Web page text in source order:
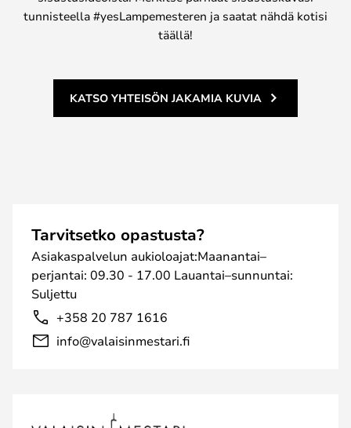
tunnisteella #yesLampemesteren ja saatat nähdä kotisi
täällä!
KATSO YHTEISÖN JAKAMIA KUVIA
Tarvitsetko opastusta?
Asiakaspalvelun aukioloajat:Maanantai–
perjantai: 09.30 - 17.00 Lauantai–sunnuntai:
Suljettu
+358 20 787 1616
info@valaisinmestari.fi